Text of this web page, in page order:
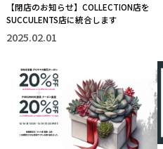
【閉店のお知らせ】COLLECTION店を
SUCCULENTS店に統合します
2025.02.01